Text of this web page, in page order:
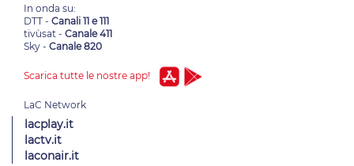
In onda su:
DTT - Canali 11 e 111
tivùsat - Canale 411
Sky - Canale 820
Scarica tutte le nostre app!
lacplay.it
lactv.it
laconair.it